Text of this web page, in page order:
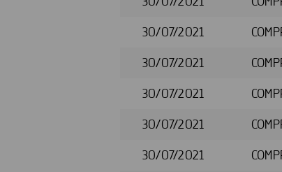
30/07/2021
30/07/2021
30/07/2021
30/07/2021
30/07/2021